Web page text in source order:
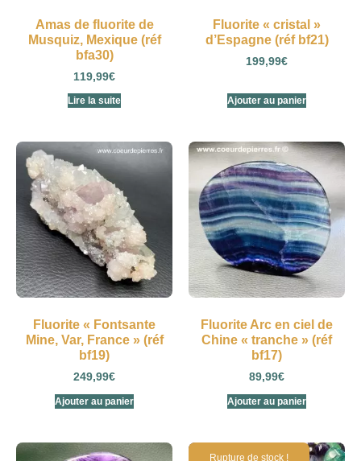
Amas de fluorite de
Musquiz, Mexique (réf
bfa30)
119,99€
Lire la suite
Fluorite « cristal »
d’Espagne (réf bf21)
199,99€
Ajouter au panier
Fluorite « Fontsante
Mine, Var, France » (réf
bf19)
249,99€
Ajouter au panier
Fluorite Arc en ciel de
Chine « tranche » (réf
bf17)
89,99€
Ajouter au panier